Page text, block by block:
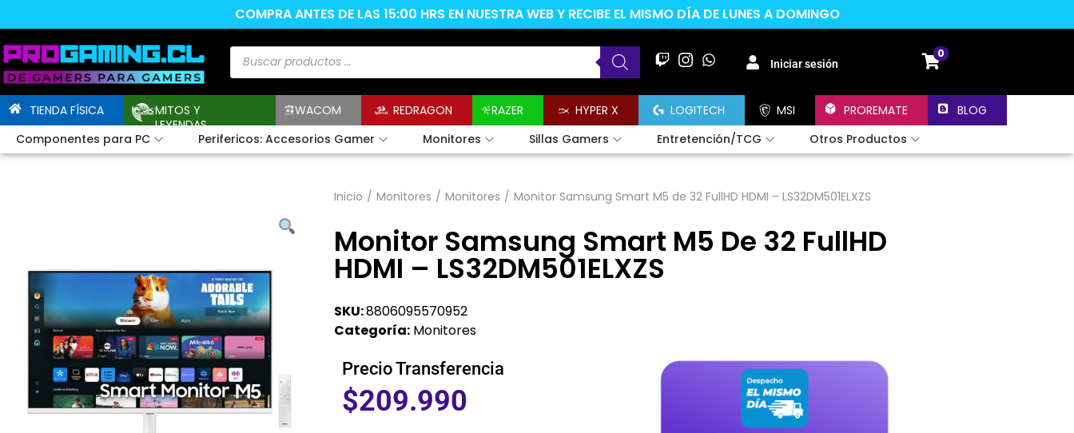
COMPRA ANTES DE LAS 15:00 HRS EN NUESTRA WEB Y RECIBE EL MISMO DÍA DE LUNES A DOMINGO
Iniciar sesión
0
TIENDA FÍSICA
MITOS Y
LEYENDAS
WACOM REDRAGON RAZER HYPER X LOGITECH MSI PROREMATE
BLOG
Componentes para PC
Perifericos: Accesorios Gamer Monitores Sillas Gamers Entretención/TCG Otros Productos
Inicio / Monitores / Monitores / Monitor Samsung Smart M5 de 32 FullHD HDMI – LS32DM501ELXZS
Monitor Samsung Smart M5 De 32 FullHD
HDMI – LS32DM501ELXZS
SKU:8806095570952
Categoría: Monitores
Precio Transferencia
$209.990